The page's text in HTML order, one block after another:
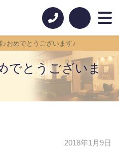
♪おめでとうございます♪
でとうございま
2018年1月9日